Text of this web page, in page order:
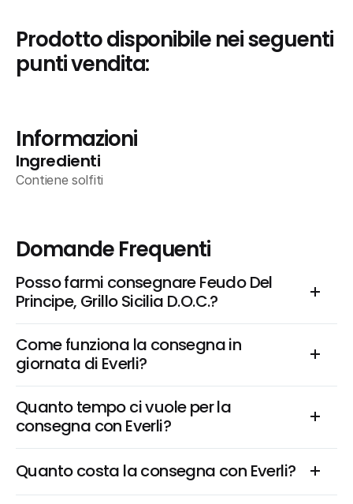
Prodotto disponibile nei seguenti
punti vendita:
Informazioni
Ingredienti
Contiene solfiti
Domande Frequenti
Posso farmi consegnare Feudo Del
Principe, Grillo Sicilia D.O.C.?
Come funziona la consegna in
giornata di Everli?
Quanto tempo ci vuole per la
consegna con Everli?
Quanto costa la consegna con Everli?